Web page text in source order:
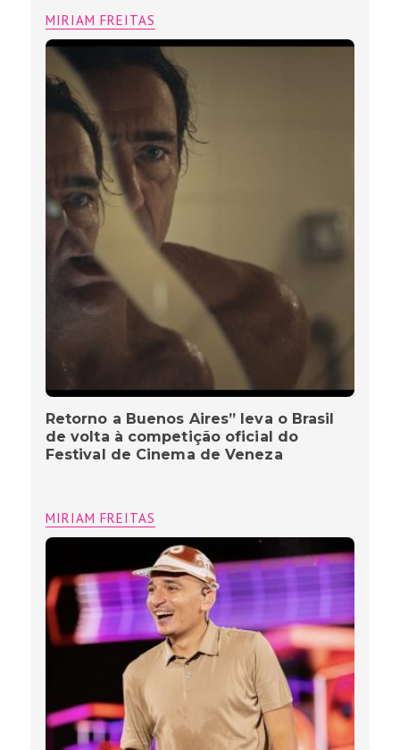
Retorno a Buenos Aires” leva o Brasil
de volta à competição oficial do
Festival de Cinema de Veneza
MIRIAM FREITAS
São Julhão Festival” revela lineup
completo e leva o calor do Nordeste
ao coração de São Paulo